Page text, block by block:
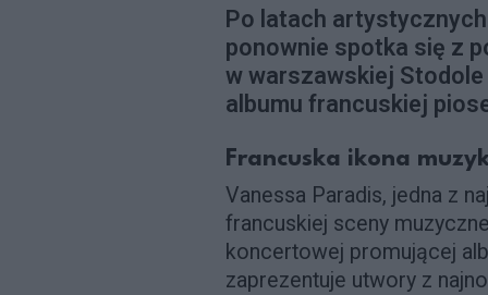
Po latach
ponownie spotka się z
w warszawskiej Stodole
albumu francuskiej
Francuska ikona
Vanessa Paradis, jedna z
francuskiej sceny
koncertowej promującej
zaprezentuje utwory z